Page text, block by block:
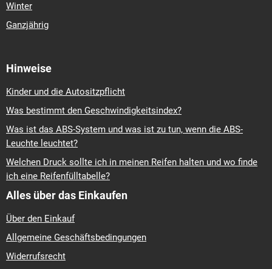
Winter
Ganzjährig
Hinweise
Kinder und die Autositzpflicht
Was bestimmt den Geschwindigkeitsindex?
Was ist das ABS-System und was ist zu tun, wenn die ABS-
Leuchte leuchtet?
Welchen Druck sollte ich in meinen Reifen halten und wo finde
ich eine Reifenfülltabelle?
Alles über das Einkaufen
Über den Einkauf
Allgemeine Geschäftsbedingungen
Widerrufsrecht